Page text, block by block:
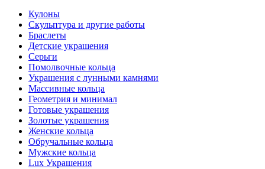
Кулоны
Скульптура и другие работы
Браслеты
Детские украшения
Серьги
Помолвочные кольца
Украшения с лунными камнями
Массивные кольца
Геометрия и минимал
Готовые украшения
Золотые украшения
Женские кольца
Обручальные кольца
Мужские кольца
Lux Украшения